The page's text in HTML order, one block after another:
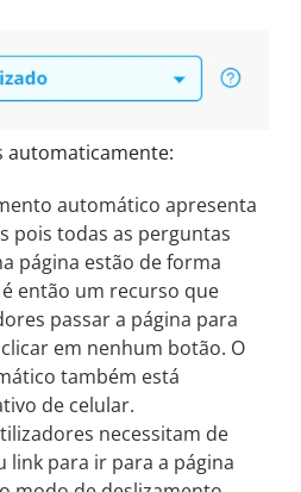
automaticamente:
automático apresenta
pois todas as perguntas
página estão de forma
então um recurso que
passar a página para
em nenhum botão. O
também está
de celular.
necessitam de
link para ir para a página